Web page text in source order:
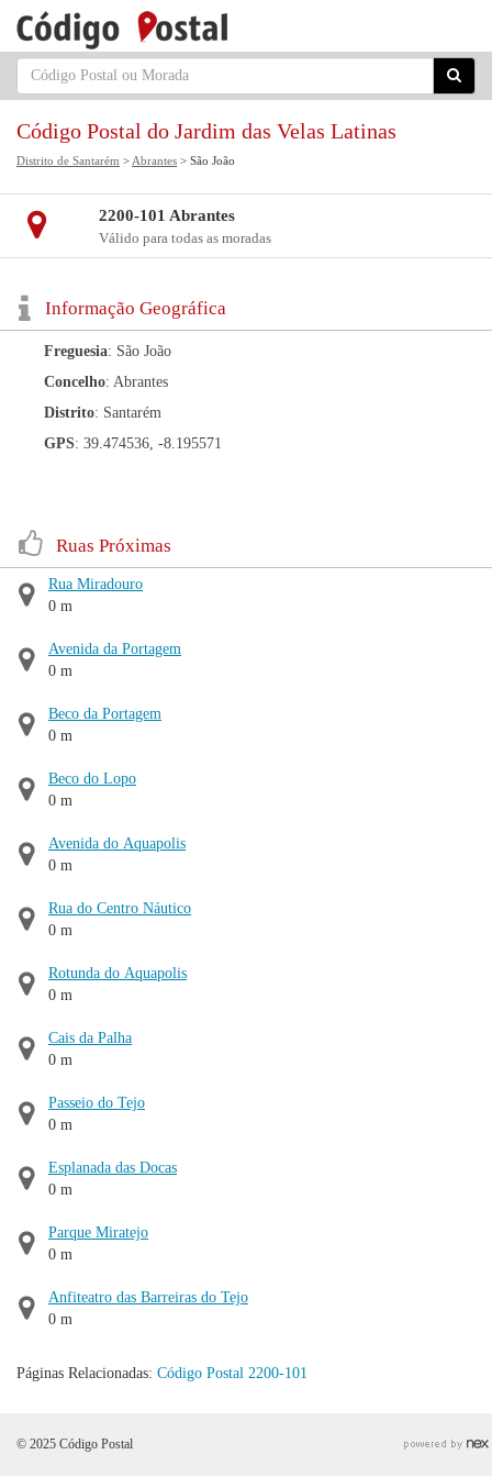
Código Postal do Jardim das Velas Latinas
Distrito de Santarém > Abrantes > São João
2200-101 Abrantes
Válido para todas as moradas
Informação Geográfica
Freguesia: São João
Concelho: Abrantes
Distrito: Santarém
GPS: 39.474536, -8.195571
Ruas Próximas
Rua Miradouro
0 m
Avenida da Portagem
0 m
Beco da Portagem
0 m
Beco do Lopo
0 m
Avenida do Aquapolis
0 m
Rua do Centro Náutico
0 m
Rotunda do Aquapolis
0 m
Cais da Palha
0 m
Passeio do Tejo
0 m
Esplanada das Docas
0 m
Parque Miratejo
0 m
Anfiteatro das Barreiras do Tejo
0 m
Páginas Relacionadas: Código Postal 2200-101
© 2025 Código Postal